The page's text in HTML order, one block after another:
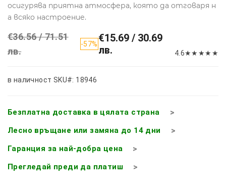
осигурява приятна атмосфера, която да отговаря н
а всяко настроение.
€36.56 / 71.51
лв.
-57%€15.69 / 30.69
лв.
4.6★★ ★★ ★
в наличност SKU#: 18946
Безплатна доставка в цялата страна
Лесно връщане или замяна до 14 дни
Гаранция за най-добра цена
Прегледай преди да платиш